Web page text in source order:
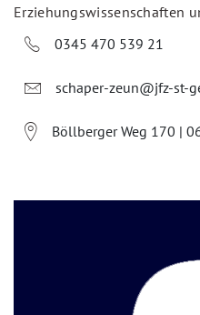
Erziehungswissenschaften
0345 470 539 21
schaper-zeun@jfz-st-
Böllberger Weg 170 |